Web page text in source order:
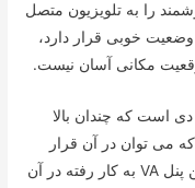
را به تلویزیون متصل
خوبی قرار دارد،
مکانی آسان نیست.
است که چندان بالا
می توان در آن قرار
داد، این میزان قابل قبول است. علاوه بر این پنل VA به کار رفته در آن